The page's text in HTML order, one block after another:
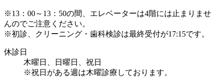
※13：00～13：50の間、エレベーターは4階には止まりませ
んのでご注意ください。
※初診、クリーニング・歯科検診は最終受付が17:15です。
休診日
木曜日、日曜日、祝日
※祝日がある週は木曜診療しております。